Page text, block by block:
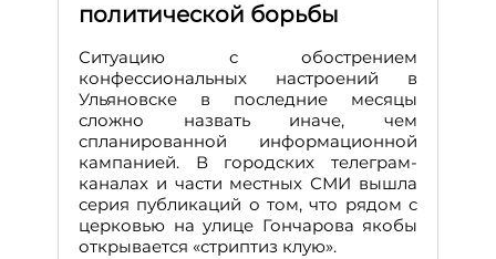
политической борьбы
Ситуацию с обострением
конфессиональных настроений в
Ульяновске в последние месяцы
сложно назвать иначе, чем
спланированной информационной
кампанией. В городских телеграм-
каналах и части местных СМИ вышла
серия публикаций о том, что рядом с
церковью на улице Гончарова якобы
открывается «стриптиз клую».